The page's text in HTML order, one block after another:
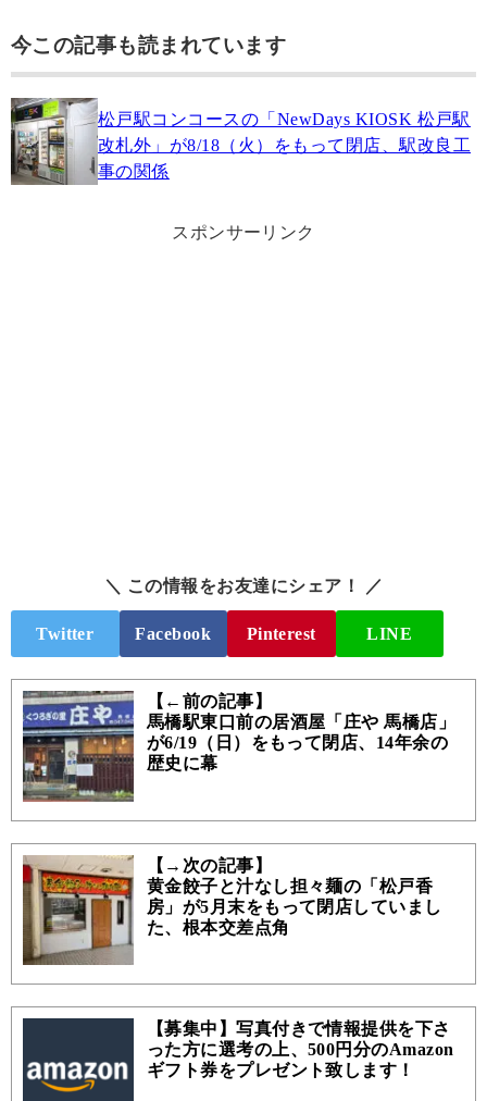
今この記事も読まれています
松戸駅コンコースの「NewDays KIOSK 松戸駅
改札外」が8/18（火）をもって閉店、駅改良工
事の関係
スポンサーリンク
＼ この情報をお友達にシェア！ ／
Twitter Facebook Pinterest LINE
【←前の記事】
馬橋駅東口前の居酒屋「庄や 馬橋店」
が6/19（日）をもって閉店、14年余の
歴史に幕
【→次の記事】
黄金餃子と汁なし担々麺の「松戸香
房」が5月末をもって閉店していまし
た、根本交差点角
【募集中】写真付きで情報提供を下さ
った方に選考の上、500円分のAmazon
ギフト券をプレゼント致します！